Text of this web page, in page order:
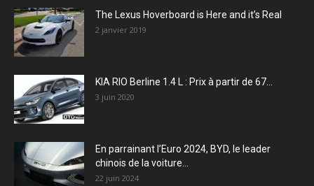
The Lexus Hoverboard is Here and it’s Real
2 janvier 2019
KIA RIO Berline 1.4 L : Prix à partir de 67...
3 juin 2020
En parrainant l’Euro 2024, BYD, le leader
chinois de la voiture...
22 juin 2024